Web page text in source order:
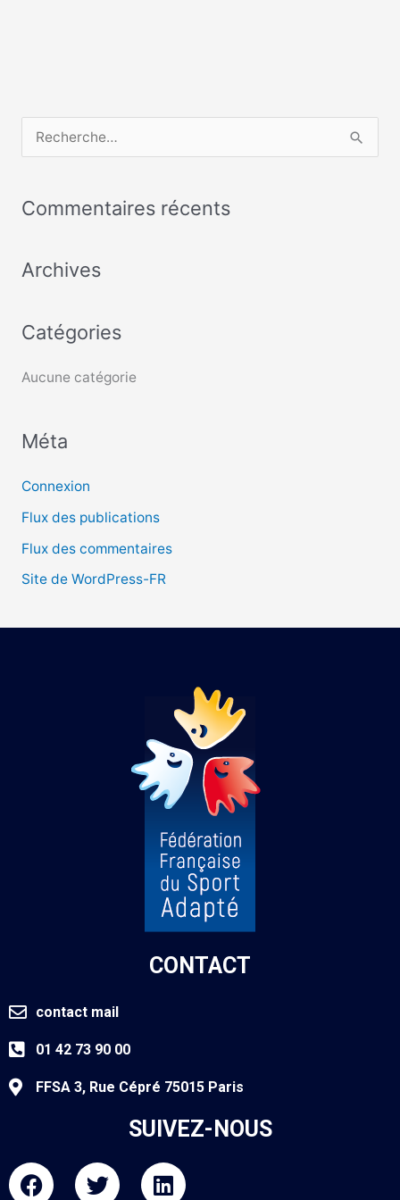
c
r
h
:
Commentaires récents
Archives
Catégories
Aucune catégorie
Méta
Connexion
Flux des publications
Flux des commentaires
Site de WordPress-FR
CONTACT
contact mail
01 42 73 90 00
FFSA 3, Rue Cépré 75015 Paris
SUIVEZ-NOUS
F
T
L